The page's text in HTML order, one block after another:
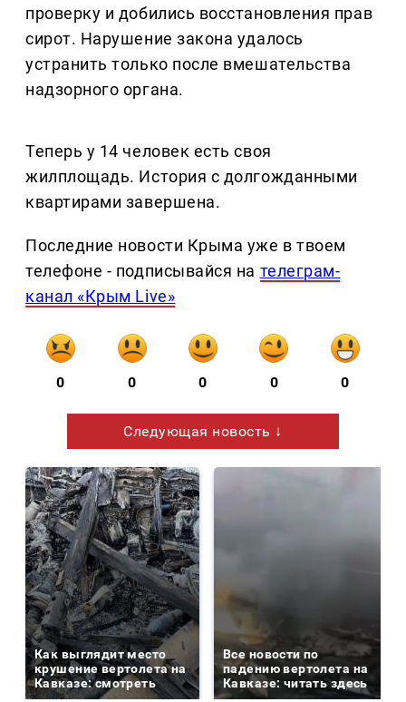
проверку и добились восстановления прав
сирот. Нарушение закона удалось
устранить только после вмешательства
надзорного органа.
Теперь у 14 человек есть своя
жилплощадь. История с долгожданными
квартирами завершена.
Последние новости Крыма уже в твоем
телефоне - подписывайся на телеграм-
канал «Крым Live»
0 0 0 0 0
Следующая новость ↓
Как выглядит место
крушение вертолета на
Кавказе: смотреть
Все новости по
падению вертолета на
Кавказе: читать здесь